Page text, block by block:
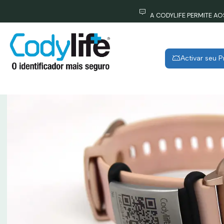
Activar seu
A CODYLIFE PERMITE